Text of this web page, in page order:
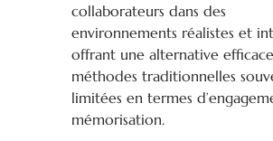
collaborateurs dans des
environnements réalistes et
offrant une alternative
méthodes traditionnelles
limitées en termes
mémorisation.